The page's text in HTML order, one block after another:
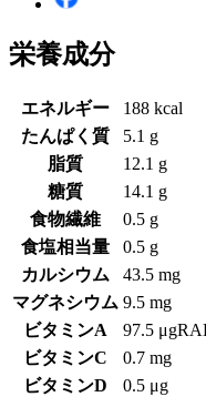
栄養成分
エネルギー
188 kcal
たんぱく質
5.1 g
脂質
12.1 g
糖質
14.1 g
食物繊維
0.5 g
食塩相当量
0.5 g
カルシウム
43.5 mg
マグネシウム 9.5 mg
ビタミンA
97.5
ビタミンC
0.7 mg
ビタミンD
0.5 μg